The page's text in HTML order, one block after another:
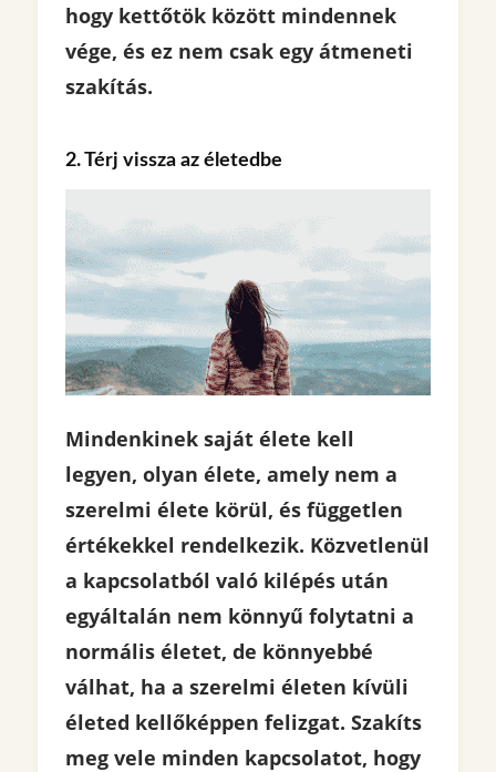
hogy kettőtök között mindennek
vége, és ez nem csak egy átmeneti
szakítás.
2. Térj vissza az életedbe
Mindenkinek saját élete kell
legyen, olyan élete, amely nem a
szerelmi élete körül, és független
értékekkel rendelkezik. Közvetlenül
a kapcsolatból való kilépés után
egyáltalán nem könnyű folytatni a
normális életet, de könnyebbé
válhat, ha a szerelmi életen kívüli
életed kellőképpen felizgat. Szakíts
meg vele minden kapcsolatot, hogy